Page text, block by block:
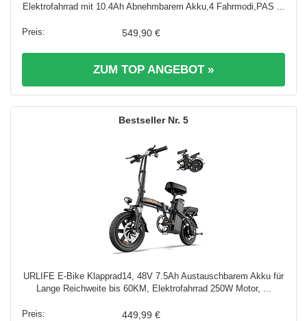
Elektrofahrrad mit 10.4Ah Abnehmbarem Akku,4 Fahrmodi,PAS ...
549,90 €
ZUM TOP ANGEBOT »
5
URLIFE E-Bike Klapprad14, 48V 7.5Ah Austauschbarem Akku für
Lange Reichweite bis 60KM, Elektrofahrrad 250W Motor, ...
449,99 €